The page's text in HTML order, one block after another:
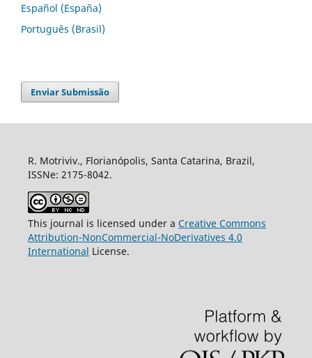
Español (España)
Português (Brasil)
Enviar Submissão
R. Motriviv., Florianópolis, Santa Catarina, Brazil,
ISSNe: 2175-8042.
This journal is licensed under a Creative Commons
Attribution-NonCommercial-NoDerivatives 4.0
International License.